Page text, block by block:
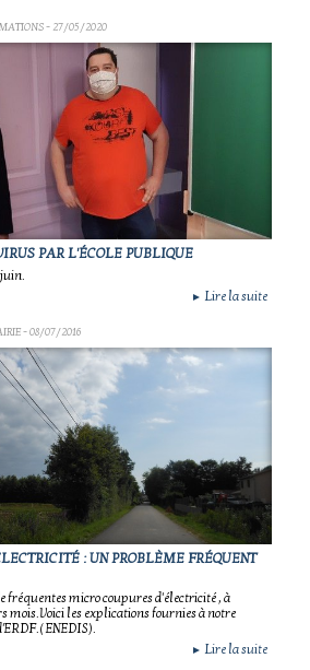
- 27/05/2020
PAR L'ÉCOLE PUBLIQUE
► Lire la suite
- 08/07/2016
: UN PROBLÈME FRÉQUENT
fréquentes micro coupures d'électricité , à
mois.Voici les explications fournies à notre
ENEDIS).
► Lire la suite